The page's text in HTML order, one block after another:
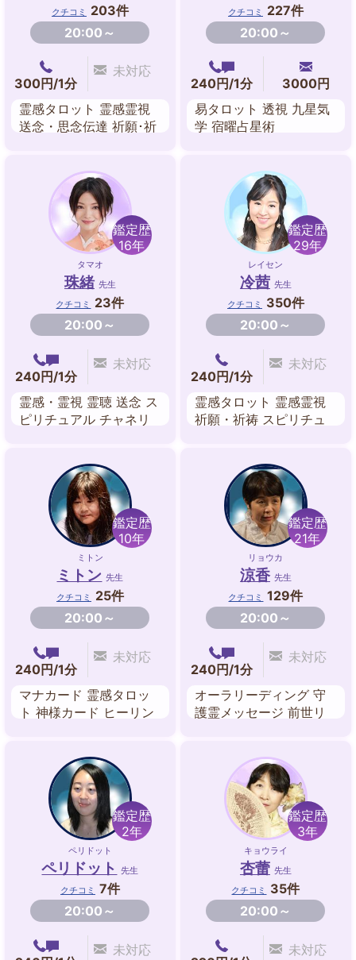
クチコミ
203件
20:00～
300円/1分
未対応
霊感タロット 霊感霊視
送念・思念伝達 祈願･祈
クチコミ
227件
20:00～
240円/1分
3000円
易タロット 透視 九星気
学 宿曜占星術
鑑定歴
16年
タマオ
珠緒 先生
クチコミ
23件
20:00～
240円/1分
未対応
霊感・霊視 霊聴 送念 ス
ピリチュアル チャネリ
鑑定歴
29年
レイセン
冷茜 先生
クチコミ
350件
20:00～
240円/1分
未対応
霊感タロット 霊感霊視
祈願・祈祷 スピリチュ
鑑定歴
10年
ミトン
ミトン 先生
クチコミ
25件
20:00～
240円/1分
未対応
マナカード 霊感タロッ
ト 神様カード ヒーリン
鑑定歴
21年
リョウカ
涼香 先生
クチコミ
129件
20:00～
240円/1分
未対応
オーラリーディング 守
護霊メッセージ 前世リ
霊・浄霊 波動修正
鑑定歴
2年
ペリドット
ペリドット 先生
クチコミ 7件
20:00～
未対応
鑑定歴
3年
キョウライ
杏蕾 先生
クチコミ
35件
20:00～
未対応